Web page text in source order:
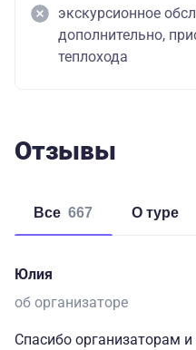
экскурсионное
дополнительно,
теплохода
Отзывы
Все 667 о туре
Юлия
об организаторе
Спасибо организаторам